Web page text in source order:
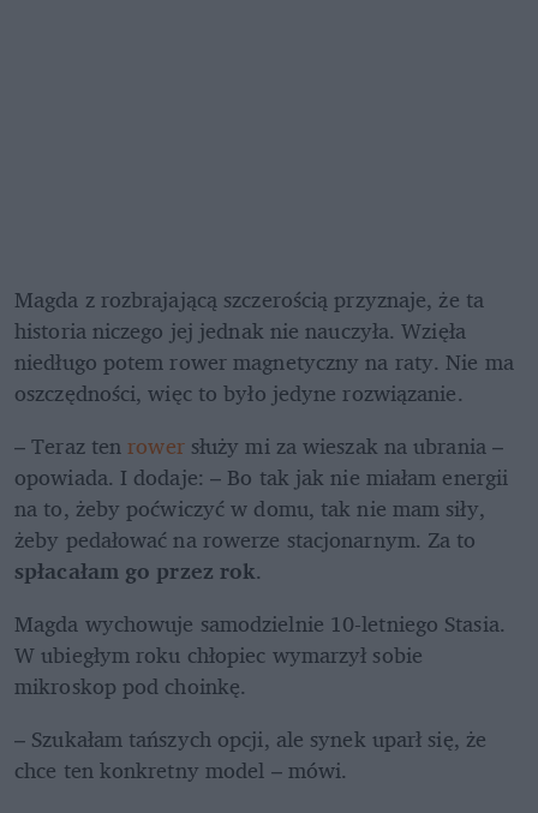
Magda z rozbrajającą szczerością przyznaje, że ta
historia niczego jej jednak nie nauczyła. Wzięła
niedługo potem rower magnetyczny na raty. Nie ma
oszczędności, więc to było jedyne rozwiązanie.
– Teraz ten rower służy mi za wieszak na ubrania –
opowiada. I dodaje: – Bo tak jak nie miałam energii
na to, żeby poćwiczyć w domu, tak nie mam siły,
spłacałam go przez rok.
Magda wychowuje samodzielnie 10-letniego Stasia.
W ubiegłym roku chłopiec wymarzył sobie
mikroskop pod choinkę.
– Szukałam tańszych opcji, ale synek uparł się, że
chce ten konkretny model – mówi.